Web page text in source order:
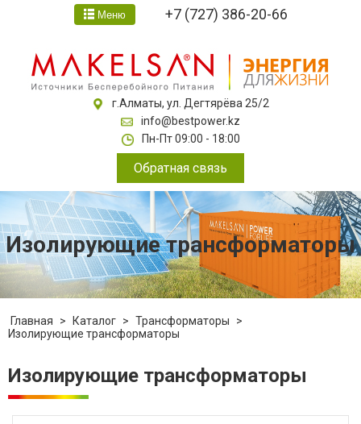
Меню +7 (727) 386-20-66
г.Алматы, ул. Дегтярёва 25/2
info@bestpower.kz
Пн-Пт 09:00 - 18:00
Обратная связь
Изолирующие трансформаторы
Главная > Каталог > Трансформаторы
>
Изолирующие трансформаторы
Изолирующие трансформаторы